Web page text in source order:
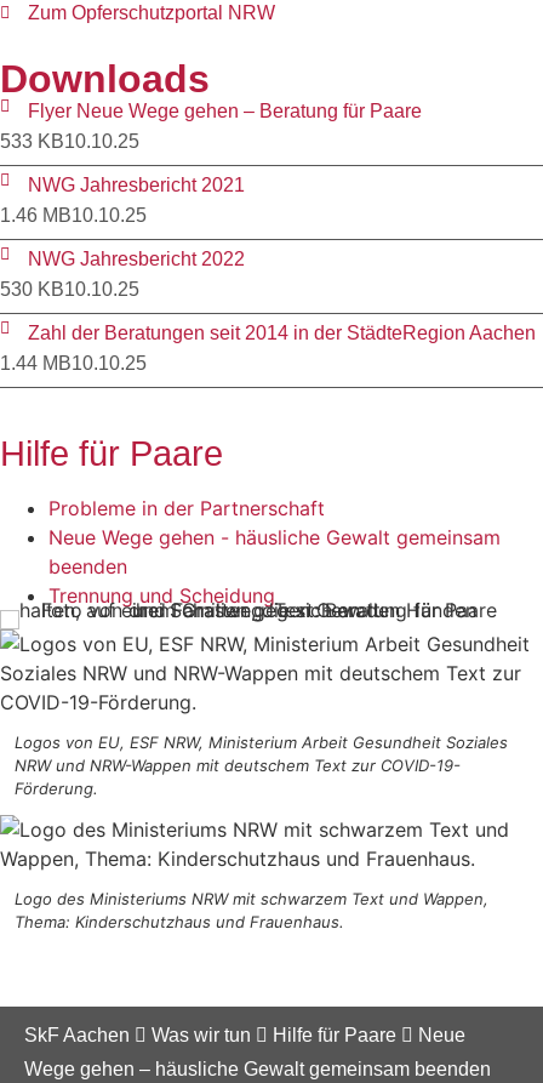
Zum Opferschutzportal NRW
Downloads
Flyer Neue Wege gehen – Beratung für Paare
533 KB10.10.25
NWG Jahresbericht 2021
1.46 MB10.10.25
NWG Jahresbericht 2022
530 KB10.10.25
Zahl der Beratungen seit 2014 in der StädteRegion Aachen
1.44 MB10.10.25
Hilfe für Paare
Probleme in der Partnerschaft
Neue Wege gehen - häusliche Gewalt gemeinsam
beenden
Trennung und Scheidung
Logos von EU, ESF NRW, Ministerium Arbeit Gesundheit Soziales
NRW und NRW-Wappen mit deutschem Text zur COVID-19-
Förderung.
Logo des Ministeriums NRW mit schwarzem Text und Wappen,
Thema: Kinderschutzhaus und Frauenhaus.
SkF Aachen Was wir tun Hilfe für Paare
Neue
Wege gehen – häusliche Gewalt gemeinsam beenden